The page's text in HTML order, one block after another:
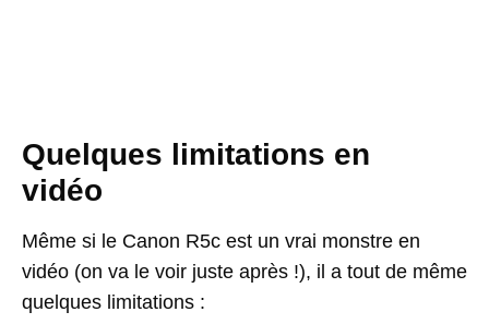
Quelques limitations en
vidéo
Même si le Canon R5c est un vrai monstre en
vidéo (on va le voir juste après !), il a tout de même
quelques limitations :